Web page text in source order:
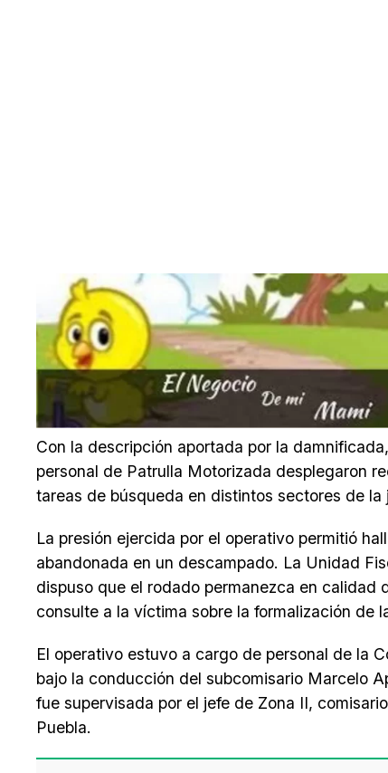
Con la descripción aportada por la
personal de Patrulla Motorizada desplegaron
tareas de búsqueda en distintos sectores de la
La presión ejercida por el operativo permitió
abandonada en un descampado. La Unidad
dispuso que el rodado permanezca en calidad
consulte a la víctima sobre la formalización de
El operativo estuvo a cargo de personal de la
bajo la conducción del subcomisario Marcelo
fue supervisada por el jefe de Zona II,
Puebla.